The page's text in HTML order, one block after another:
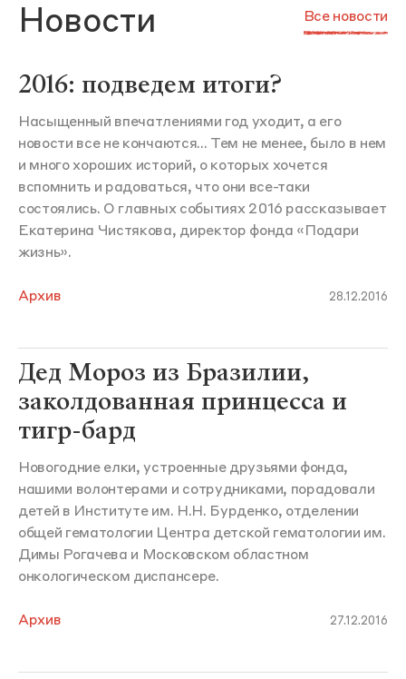
Новости Все новости
2016: подведем итоги?
Насыщенный впечатлениями год уходит, а его
новости все не кончаются... Тем не менее, было в нем
и много хороших историй, о которых хочется
вспомнить и радоваться, что они все-таки
состоялись. О главных событиях 2016 рассказывает
Екатерина Чистякова, директор фонда «Подари
жизнь».
Архив 28.12.2016
Дед Мороз из Бразилии,
заколдованная принцесса и
тигр-бард
Новогодние елки, устроенные друзьями фонда,
нашими волонтерами и сотрудниками, порадовали
детей в Институте им. Н.Н. Бурденко, отделении
общей гематологии Центра детской гематологии им.
Димы Рогачева и Московском областном
онкологическом диспансере.
Архив 27.12.2016